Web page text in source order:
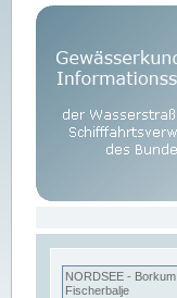
NORDSEE - Borkum
Fischerbalje